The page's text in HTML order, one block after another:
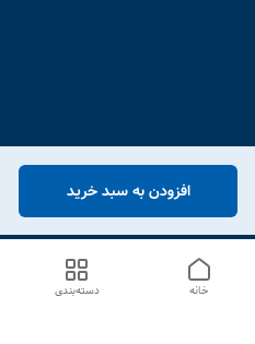
افزودن به سبد خرید
دسته‌بندی خانه